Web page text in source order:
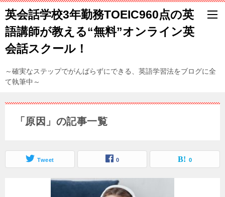
英会話学校3年勤務TOEIC960点の英
語講師が教える“無料”オンライン英
会話スクール！
～確実なステップでがんばらずにできる、英語学習法をブログに全
て執筆中～
「原因」の記事一覧
Tweet 0 0